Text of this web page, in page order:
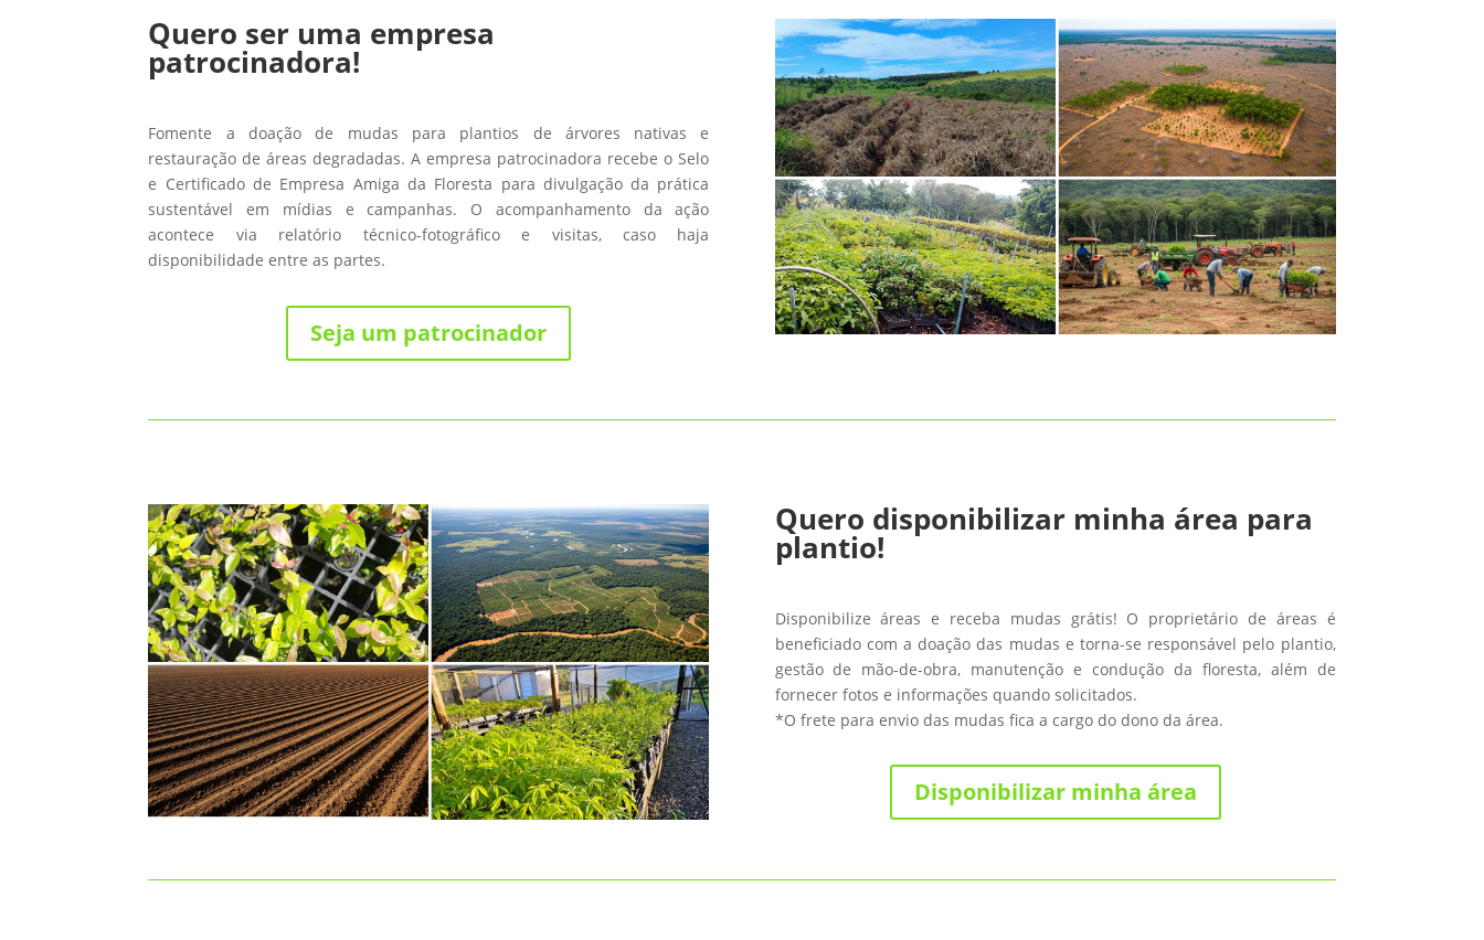
Quero ser uma empresa
patrocinadora!
Fomente a doação de mudas para plantios de árvores nativas e
restauração de áreas degradadas. A empresa patrocinadora recebe o Selo
e Certificado de Empresa Amiga da Floresta para divulgação da prática
sustentável em mídias e campanhas. O acompanhamento da ação
acontece via relatório técnico-fotográfico e visitas, caso haja
disponibilidade entre as partes.
Seja um patrocinador
Quero disponibilizar minha área para
plantio!
Disponibilize áreas e receba mudas grátis! O proprietário de áreas é
beneficiado com a doação das mudas e torna-se responsável pelo plantio,
gestão de mão-de-obra, manutenção e condução da floresta, além de
fornecer fotos e informações quando solicitados.
*O frete para envio das mudas fica a cargo do dono da área.
Disponibilizar minha área